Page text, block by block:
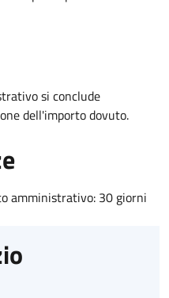
si conclude
dell'importo dovuto.
amministrativo: 30 giorni